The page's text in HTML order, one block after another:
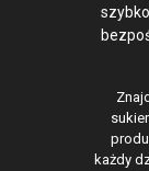
każdy